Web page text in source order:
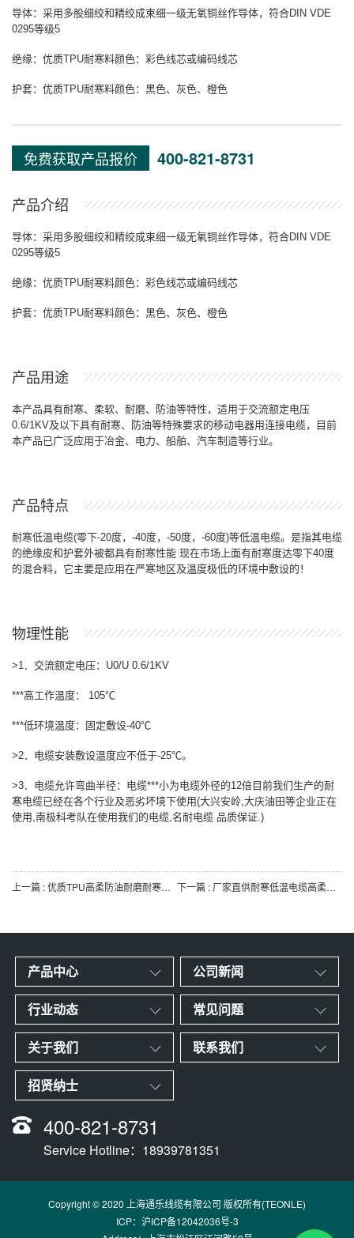
导体：采用多股细绞和精绞成束细一级无氧铜丝作导体，符合DIN VDE
0295等级5
绝缘：优质TPU耐寒料颜色：彩色线芯或编码线芯
护套：优质TPU耐寒料颜色：黑色、灰色、橙色
免费获取产品报价 400-821-8731
产品介绍
导体：采用多股细绞和精绞成束细一级无氧铜丝作导体，符合DIN VDE
0295等级5
绝缘：优质TPU耐寒料颜色：彩色线芯或编码线芯
护套：优质TPU耐寒料颜色：黑色、灰色、橙色
产品用途
本产品具有耐寒、柔软、耐磨、防油等特性，适用于交流额定电压
0.6/1KV及以下具有耐寒、防油等特殊要求的移动电器用连接电缆，目前
本产品已广泛应用于冶金、电力、船舶、汽车制造等行业。
产品特点
耐寒低温电缆(零下-20度， -40度， -50度， -60度)等低温电缆。是指其电缆
的绝缘皮和护套外被都具有耐寒性能 现在市场上面有耐寒度达零下40度
的混合料，它主要是应用在严寒地区及温度极低的环境中敷设的！
物理性能
>1．交流额定电压： U0/U 0.6/1KV
***高工作温度： 105℃
***低环境温度：固定敷设-40℃
>2．电缆安装敷设温度应不低于-25℃。
>3．电缆允许弯曲半径：电缆***小为电缆外径的12倍目前我们生产的耐
寒电缆已经在各个行业及恶劣坏境下使用(大兴安岭,大庆油田等企业正在
使用 ,南极科考队在使用我们的电缆,名耐电缆 品质保证.)
上一篇 : 优质TPU高柔防油耐磨耐寒低温电缆 下一篇 : 厂家直供耐寒低温电缆高柔耐磨防油4 5 6 7 8芯
产品中心 公司新闻
行业动态 常见问题
关于我们 联系我们
招贤纳士
400-821-8731
Service Hotline：18939781351
Copyright © 2020 上海通乐线缆有限公司 版权所有(TEONLE)
ICP： 沪ICP备12042036号-3